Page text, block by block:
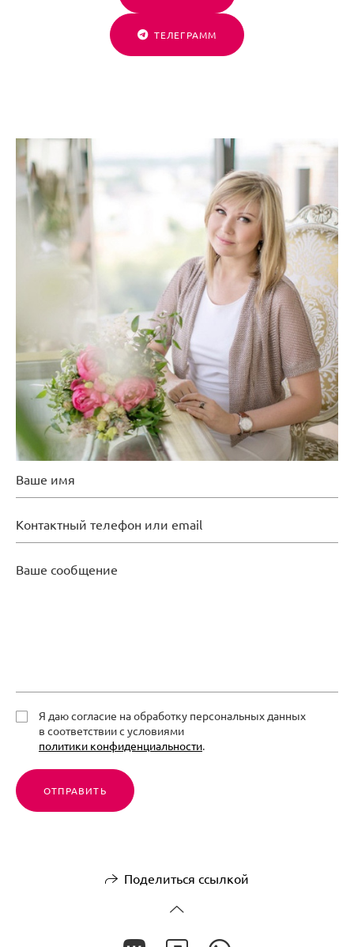
ТЕЛЕГРАММ
Я даю согласие на обработку персональных данных
в соответствии с условиями
политики конфиденциальности.
ОТПРАВИТЬ
Поделиться ссылкой